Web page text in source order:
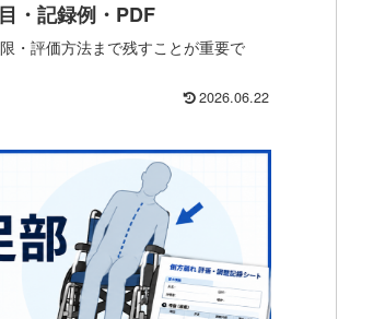
・記録例・PDF
・評価方法まで残すことが重要で
2026.06.22